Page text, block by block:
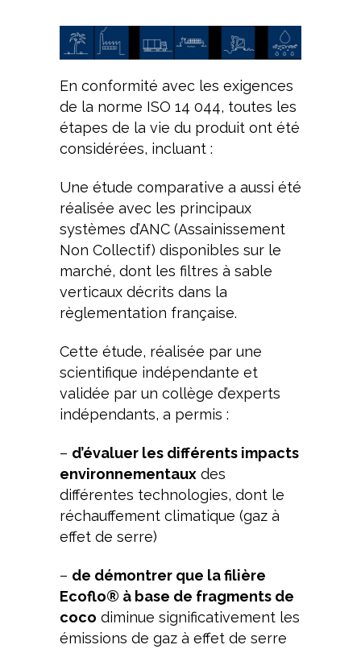
En conformité avec les exigences
de la norme ISO 14 044, toutes les
étapes de la vie du produit ont été
considérées, incluant :
Une étude comparative a aussi été
réalisée avec les principaux
systèmes d’ANC (Assainissement
Non Collectif) disponibles sur le
marché, dont les filtres à sable
verticaux décrits dans la
règlementation française.
Cette étude, réalisée par une
scientifique indépendante et
validée par un collège d’experts
indépendants, a permis :
– d’évaluer les différents impacts
environnementaux des
différentes technologies, dont le
réchauffement climatique (gaz à
effet de serre)
– de démontrer que la filière
Ecoflo® à base de fragments de
coco diminue significativement les
émissions de gaz à effet de serre